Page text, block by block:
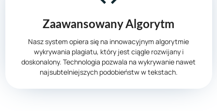
Zaawansowany Algorytm
Nasz system opiera się na innowacyjnym algorytmie
wykrywania plagiatu, który jest ciągle rozwijany i
doskonalony. Technologia pozwala na wykrywanie nawet
najsubtelniejszych podobieństw w tekstach.